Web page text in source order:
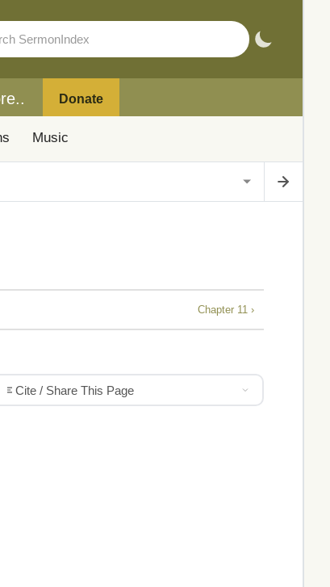
Donate
Music
Chapter 11 ›
Cite / Share This Page